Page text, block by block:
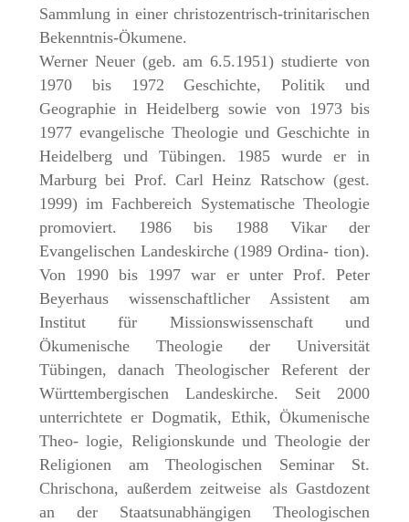
Sammlung in einer christozentrisch-trinitarischen
Bekenntnis-Ökumene.
Werner Neuer (geb. am 6.5.1951) studierte von
1970 bis 1972 Geschichte, Politik und
Geographie in Heidelberg sowie von 1973 bis
1977 evangelische Theologie und Geschichte in
Heidelberg und Tübingen. 1985 wurde er in
Marburg bei Prof. Carl Heinz Ratschow (gest.
1999) im Fachbereich Systematische Theologie
promoviert. 1986 bis 1988 Vikar der
Evangelischen Landeskirche (1989 Ordina- tion).
Von 1990 bis 1997 war er unter Prof. Peter
Beyerhaus wissenschaftlicher Assistent am
Institut für Missionswissenschaft und
Ökumenische Theologie der Universität
Tübingen, danach Theologischer Referent der
Württembergischen Landeskirche. Seit 2000
unterrichtete er Dogmatik, Ethik, Ökumenische
Theo- logie, Religionskunde und Theologie der
Religionen am Theologischen Seminar St.
Chrischona, außerdem zeitweise als Gastdozent
an der Staatsunabhängigen Theologischen